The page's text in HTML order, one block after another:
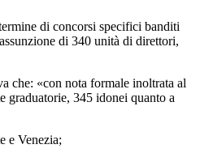
di concorsi specifici banditi
di 340 unità di direttori,
«con nota formale inoltrata al
graduatorie, 345 idonei quanto a
e Venezia;